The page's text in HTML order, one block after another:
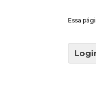
Essa